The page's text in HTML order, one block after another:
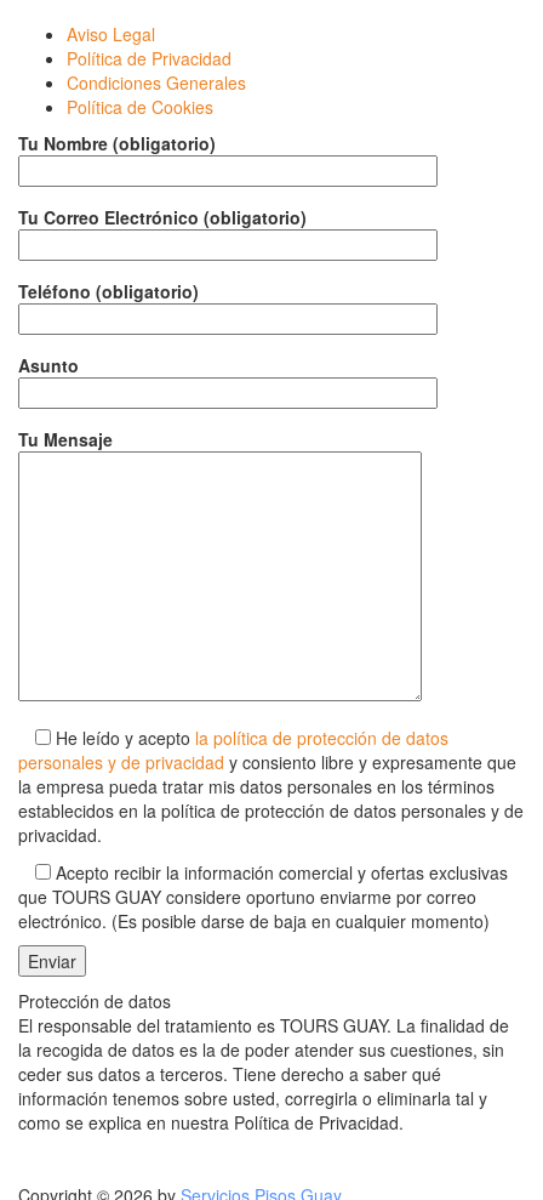
Aviso Legal
Política de Privacidad
Condiciones Generales
Política de Cookies
Tu Nombre (obligatorio)
Tu Correo Electrónico (obligatorio)
Teléfono (obligatorio)
Asunto
Tu Mensaje
He leído y acepto la política de protección de datos
personales y de privacidad y consiento libre y expresamente que
la empresa pueda tratar mis datos personales en los términos
establecidos en la política de protección de datos personales y de
privacidad.
Acepto recibir la información comercial y ofertas exclusivas
que TOURS GUAY considere oportuno enviarme por correo
electrónico. (Es posible darse de baja en cualquier momento)
Protección de datos
El responsable del tratamiento es TOURS GUAY. La finalidad de
la recogida de datos es la de poder atender sus cuestiones, sin
ceder sus datos a terceros. Tiene derecho a saber qué
información tenemos sobre usted, corregirla o eliminarla tal y
como se explica en nuestra Política de Privacidad.
Copyright © 2026 by Servicios Pisos Guay